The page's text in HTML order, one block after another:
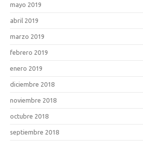
mayo 2019
abril 2019
marzo 2019
febrero 2019
enero 2019
diciembre 2018
noviembre 2018
octubre 2018
septiembre 2018